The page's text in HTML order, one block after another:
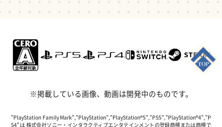
※掲載している画像、動画は開発中のものです。
"PlayStation Family Mark","PlayStation","PlayStation®5","PS5","PlayStation®4","P
S4"は 株式会社ソニー・インタラクティブエンタテインメントの登録商標または商標で